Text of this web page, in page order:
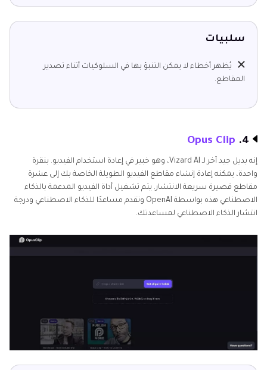
سلبيات
يُظهر أخطاء لا يمكن التنبؤ بها في السلوكيات أثناء تصدير
المقاطع.
4.
Opus Clip
إنه بديل جيد آخر لـ Vizard AI، وهو خبير في إعادة استخدام الفيديو. بنقرة
واحدة، يمكنه إعادة إنشاء مقاطع الفيديو الطويلة الخاصة بك إلى عشرة
مقاطع قصيرة سريعة الانتشار. يتم تشغيل أداة الفيديو المدعمة بالذكاء
الاصطناعي هذه بواسطة OpenAI وتقدم مساعدًا للذكاء الاصطناعي ودرجة
انتشار الذكاء الاصطناعي لمساعدتك.